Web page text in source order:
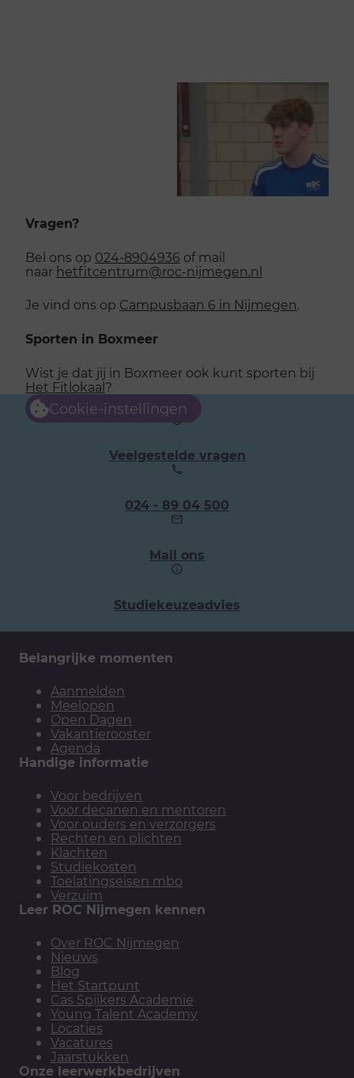
Vragen?
Bel ons op 024-8904936 of mail
naar hetfitcentrum@roc-nijmegen.nl
Je vind ons op Campusbaan 6 in Nijmegen.
Sporten in Boxmeer
Wist je dat jij in Boxmeer ook kunt sporten bij
Het Fitlokaal?
Cookie-instellingen
Veelgestelde vragen
Ons
telefoonnummer:
024 - 89 04 500
Mail ons
Studiekeuzeadvies
Belangrijke momenten
Aanmelden
Meelopen
Open Dagen
Vakantierooster
Agenda
Handige informatie
Voor bedrijven
Voor decanen en mentoren
Voor ouders en verzorgers
Rechten en plichten
Klachten
Studiekosten
Toelatingseisen mbo
Verzuim
Leer ROC Nijmegen kennen
Over ROC Nijmegen
Nieuws
Blog
Het Startpunt
Cas Spijkers Academie
Young Talent Academy
Locaties
Vacatures
Jaarstukken
Onze leerwerkbedrijven